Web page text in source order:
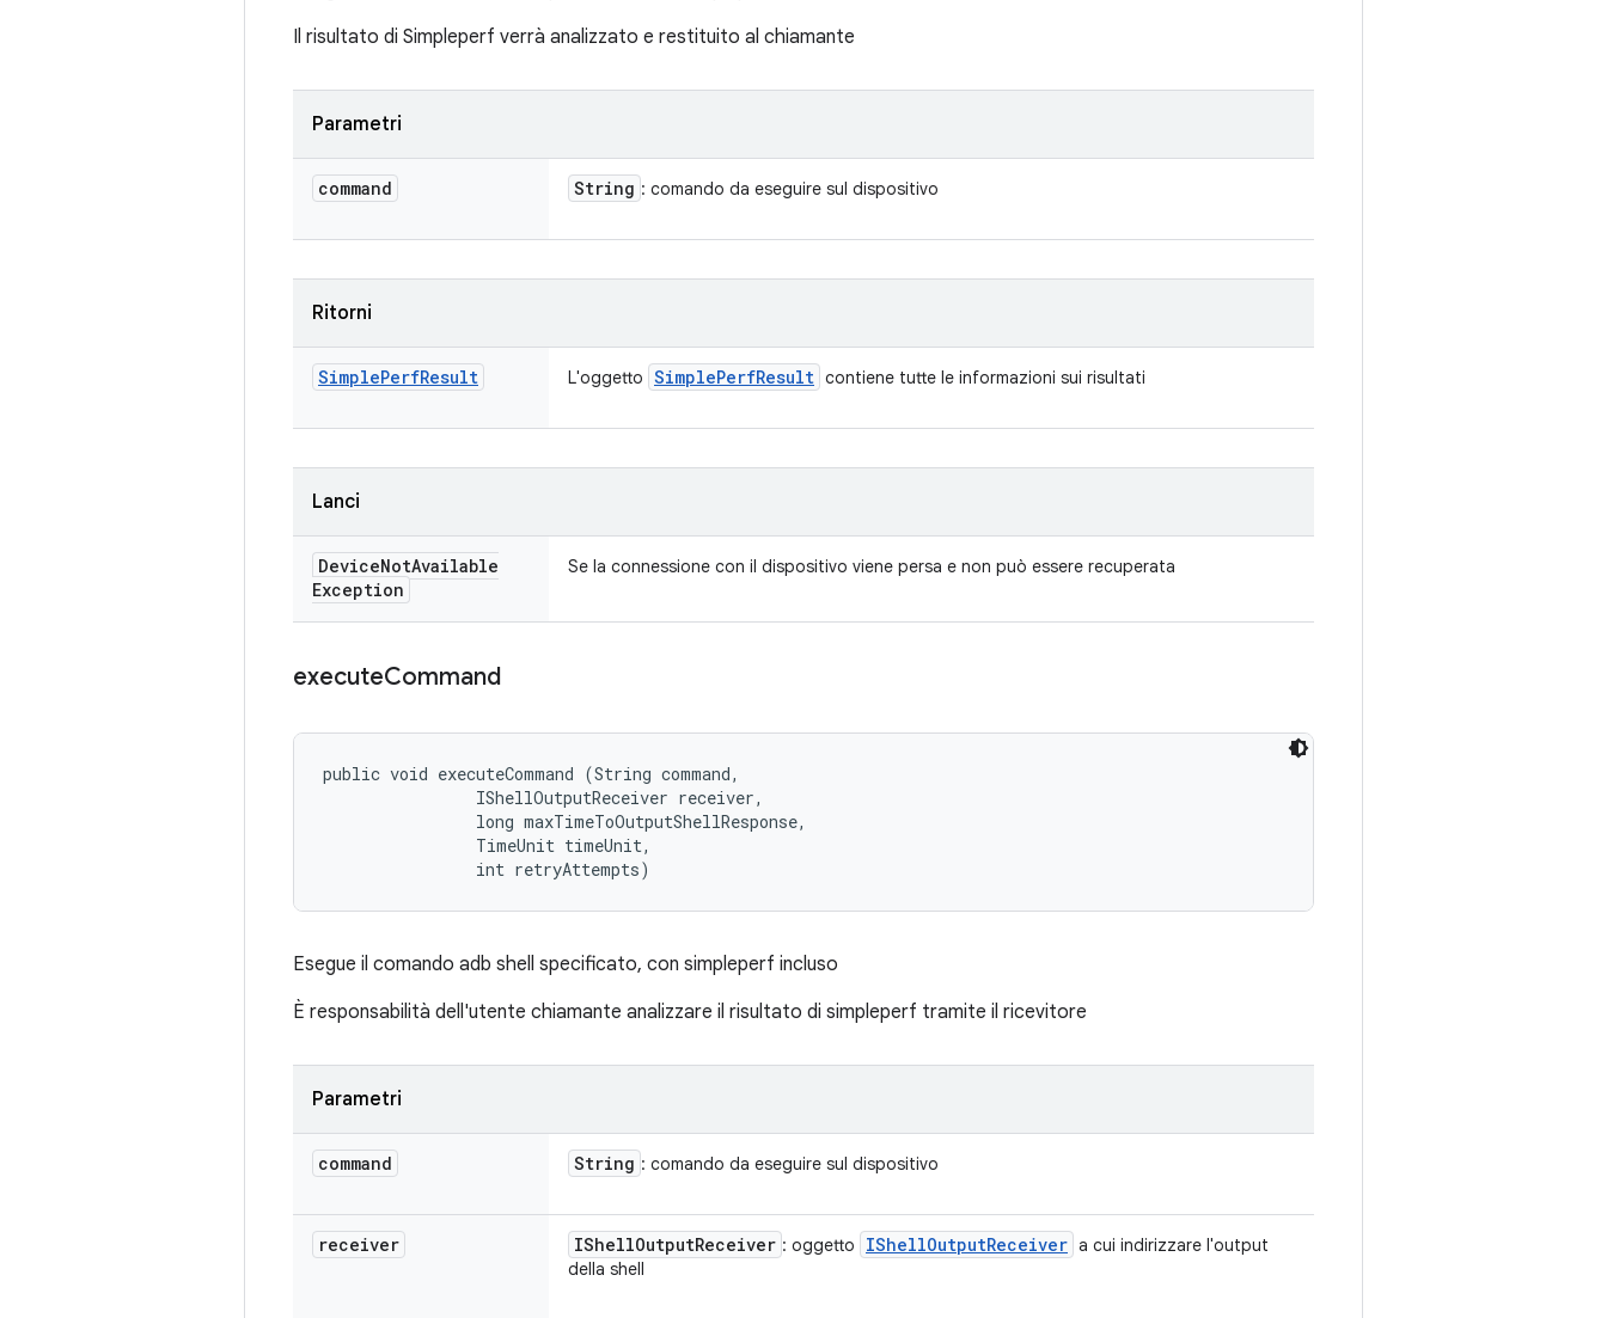
Il risultato di Simpleperf verrà analizzato e restituito al chiamante
Parametri
command String : comando da eseguire sul dispositivo
Ritorni
SimplePerfResult L'oggetto SimplePerfResult contiene tutte le informazioni sui risultati
Lanci
DeviceNotAvailable
Exception
Se la connessione con il dispositivo viene persa e non può essere recuperata
executeCommand
public void executeCommand (String command,
                IShellOutputReceiver receiver,
                long maxTimeToOutputShellResponse,
                TimeUnit timeUnit,
                int retryAttempts)
Esegue il comando adb shell specificato, con simpleperf incluso
È responsabilità dell'utente chiamante analizzare il risultato di simpleperf tramite il ricevitore
Parametri
command String : comando da eseguire sul dispositivo
receiver IShellOutputReceiver : oggetto IShellOutputReceiver a cui indirizzare l'output
della shell